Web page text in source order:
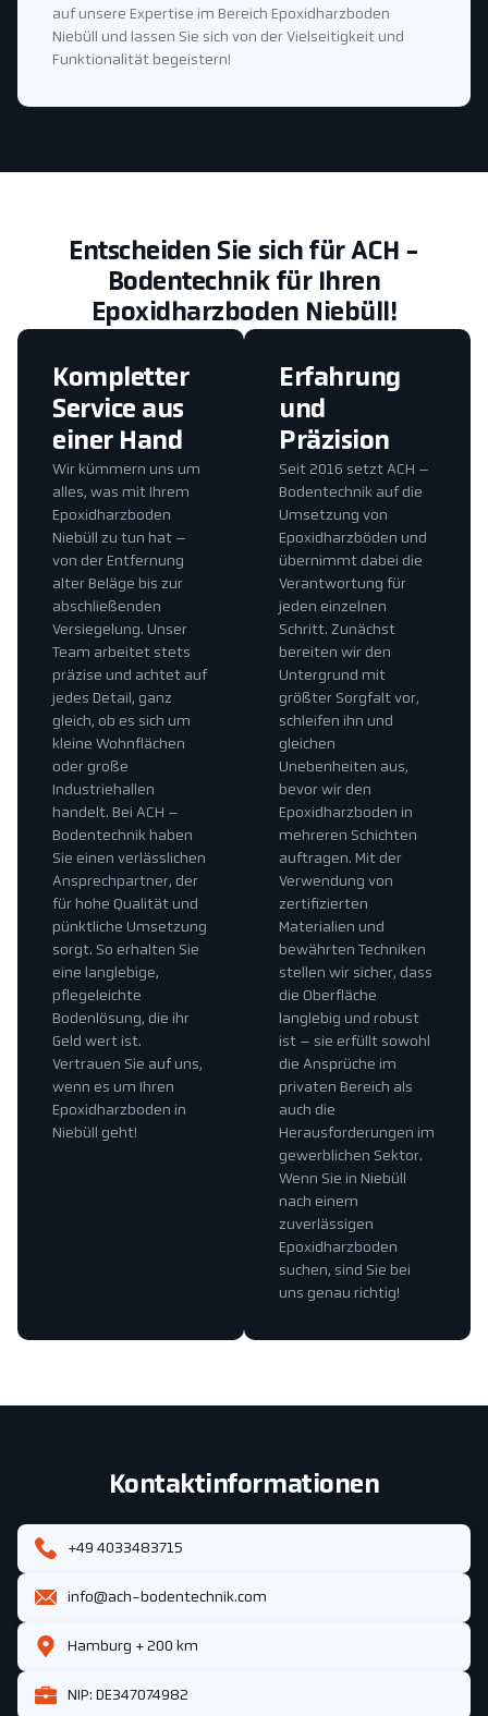
auf unsere Expertise im Bereich Epoxidharzboden
Niebüll und lassen Sie sich von der Vielseitigkeit und
Funktionalität begeistern!
Entscheiden Sie sich für ACH -
Bodentechnik für Ihren
Epoxidharzboden Niebüll!
Erfahrung
und
Präzision
Seit 2016 setzt ACH –
Bodentechnik auf die
Umsetzung von
Epoxidharzböden und
übernimmt dabei die
Verantwortung für
jeden einzelnen
Schritt. Zunächst
bereiten wir den
Untergrund mit
größter Sorgfalt vor,
schleifen ihn und
gleichen
Unebenheiten aus,
bevor wir den
Epoxidharzboden in
mehreren Schichten
auftragen. Mit der
Verwendung von
zertifizierten
Materialien und
bewährten Techniken
stellen wir sicher, dass
die Oberfläche
langlebig und robust
ist – sie erfüllt sowohl
die Ansprüche im
privaten Bereich als
auch die
Herausforderungen im
gewerblichen Sektor.
Wenn Sie in Niebüll
nach einem
zuverlässigen
Epoxidharzboden
suchen, sind Sie bei
uns genau richtig!
Kompletter
Service aus
einer Hand
Wir kümmern uns um
alles, was mit Ihrem
Epoxidharzboden
Niebüll zu tun hat –
von der Entfernung
alter Beläge bis zur
abschließenden
Versiegelung. Unser
Team arbeitet stets
präzise und achtet auf
jedes Detail, ganz
gleich, ob es sich um
kleine Wohnflächen
oder große
Industriehallen
handelt. Bei ACH –
Bodentechnik haben
Sie einen verlässlichen
Ansprechpartner, der
für hohe Qualität und
pünktliche Umsetzung
sorgt. So erhalten Sie
eine langlebige,
pflegeleichte
Bodenlösung, die ihr
Geld wert ist.
Vertrauen Sie auf uns,
wenn es um Ihren
Epoxidharzboden in
Niebüll geht!
Kontaktinformationen
+49 4033483715
info@ach-bodentechnik.com
Hamburg + 200 km
NIP: DE347074982